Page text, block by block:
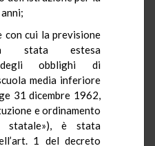
con cui la previsione
stata estesa
degli obblighi di
media inferiore
31 dicembre 1962,
e ordinamento
statale»), è stata
1 del decreto